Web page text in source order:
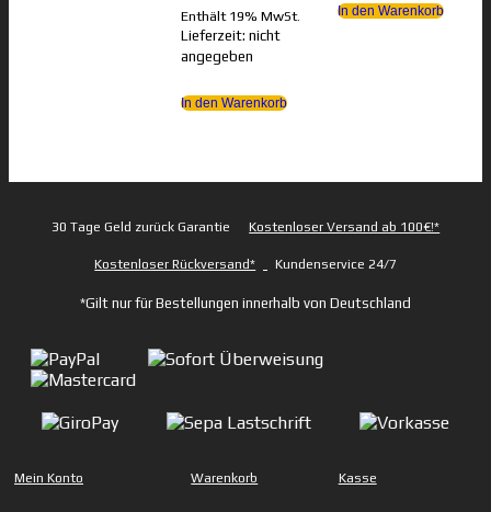
Enthält 19% MwSt.
Lieferzeit: nicht
angegeben
In den Warenkorb
In den Warenkorb
30 Tage Geld zurück Garantie Kostenloser Versand ab 100€!*
Kostenloser Rückversand* Kundenservice 24/7
*Gilt nur für Bestellungen innerhalb von Deutschland
Mein Konto Warenkorb Kasse